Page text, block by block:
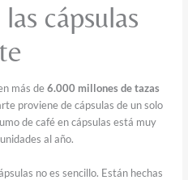
cápsulas
más de6.000 millones de tazas
proviene de cápsulas de un solo
de café en cápsulas está muy
al año.
no es sencillo. Están hechas